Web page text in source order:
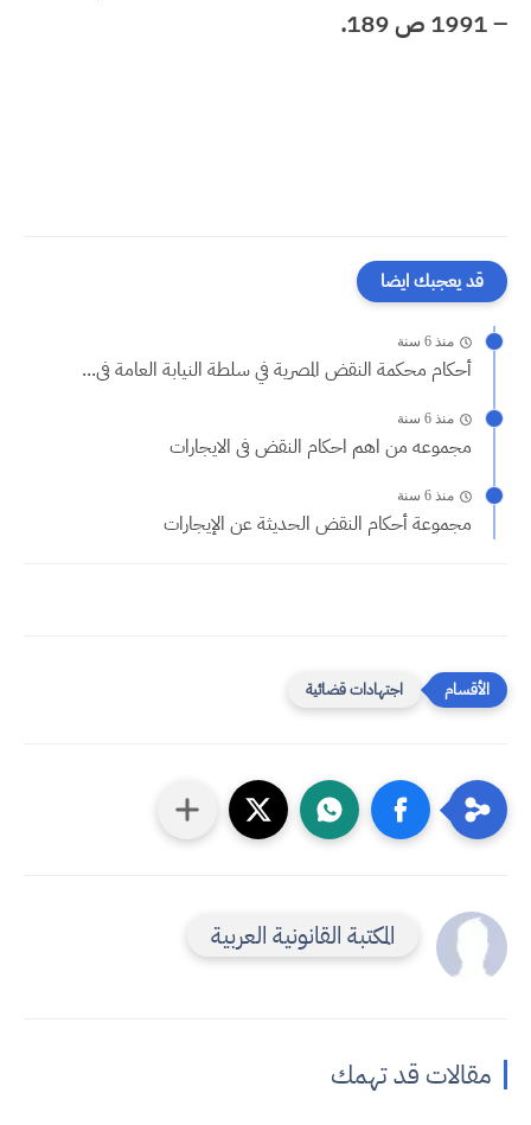
– 1991 ص 189.
قد يعجبك ايضا
منذ 6 سنة
أحكام محكمة النقض المصرية في سلطة النيابة العامة فى...
منذ 6 سنة
مجموعه من اهم احكام النقض فى الايجارات
منذ 6 سنة
مجموعة أحكام النقض الحديثة عن الإيجارات
اجتهادات قضائية
المكتبة القانونية العربية
مقالات قد تهمك